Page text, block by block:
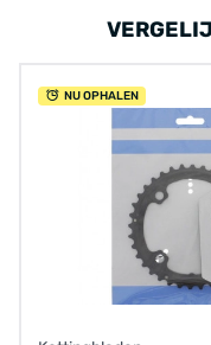
NU OPHALEN